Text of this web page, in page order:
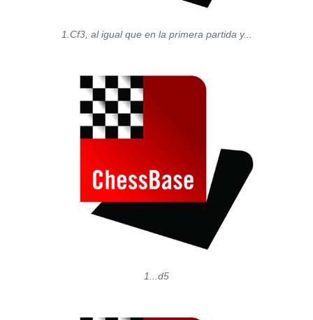
1.Cf3, al igual que en la primera partida y...
1...d5